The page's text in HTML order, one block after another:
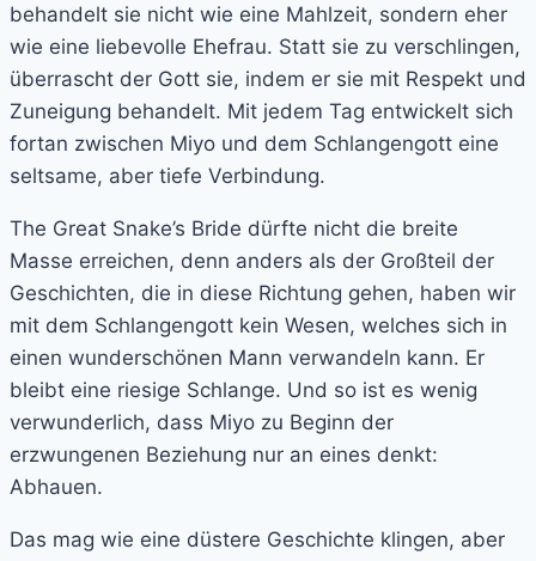
behandelt sie nicht wie eine Mahlzeit, sondern eher
wie eine liebevolle Ehefrau. Statt sie zu verschlingen,
überrascht der Gott sie, indem er sie mit Respekt und
Zuneigung behandelt. Mit jedem Tag entwickelt sich
fortan zwischen Miyo und dem Schlangengott eine
seltsame, aber tiefe Verbindung.
The Great Snake’s Bride dürfte nicht die breite
Masse erreichen, denn anders als der Großteil der
Geschichten, die in diese Richtung gehen, haben wir
mit dem Schlangengott kein Wesen, welches sich in
einen wunderschönen Mann verwandeln kann. Er
bleibt eine riesige Schlange. Und so ist es wenig
verwunderlich, dass Miyo zu Beginn der
erzwungenen Beziehung nur an eines denkt:
Abhauen.
Das mag wie eine düstere Geschichte klingen, aber